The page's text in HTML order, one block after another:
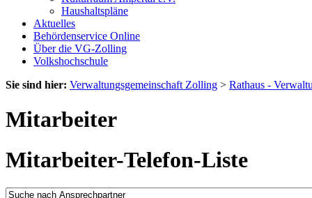
Haushaltspläne
Aktuelles
Behördenservice Online
Über die VG-Zolling
Volkshochschule
Sie sind hier: Verwaltungsgemeinschaft Zolling > Rathaus -
Mitarbeiter
Mitarbeiter-Telefon-Liste